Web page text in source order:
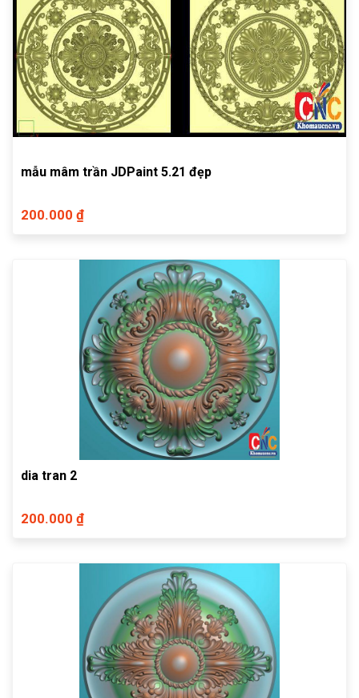
mẫu mâm trần JDPaint 5.21 đẹp
200.000 ₫
dia tran 2
200.000 ₫